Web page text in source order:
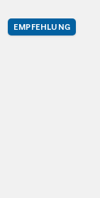
EMPFEHLUNG